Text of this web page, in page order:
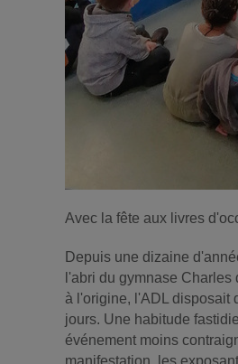
Avec la fête aux livres
Depuis une dizaine
l'abri du gymnase
à l'origine, l'ADL disposait
jours. Une habitude
événement moins
manifestation, les